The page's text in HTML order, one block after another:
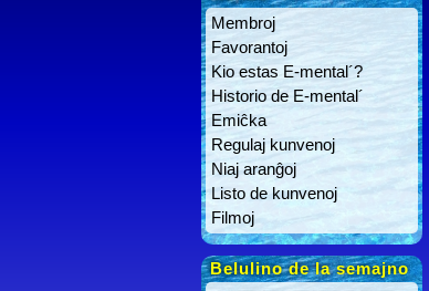
Membroj
Favorantoj
Kio estas E-mental´?
Historio de E-mental´
Emiĉka
Regulaj kunvenoj
Niaj aranĝoj
Listo de kunvenoj
Filmoj
Belulino de la semajno